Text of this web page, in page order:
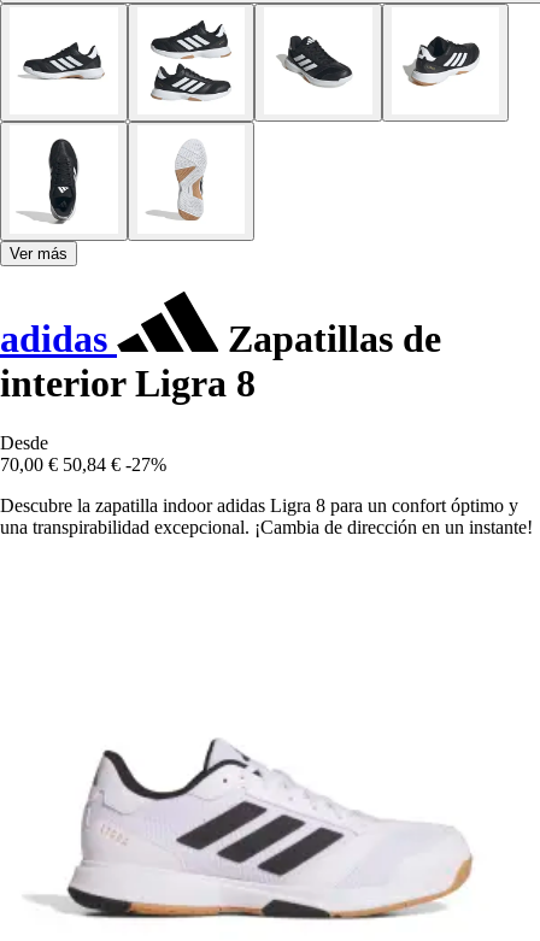
Ver más
adidas
Zapatillas de
interior Ligra 8
Desde
70,00 € 50,84 € -27%
Descubre la zapatilla indoor adidas Ligra 8 para un confort óptimo y
una transpirabilidad excepcional. ¡Cambia de dirección en un instante!